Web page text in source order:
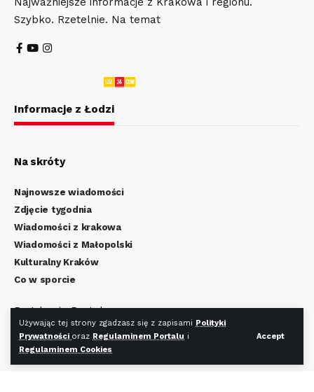
Używając tej strony zgadzasz się z zapisami Polityki
Prywatności oraz Regulaminem Portalu i
Regulaminem Cookies
Accept
Szybko. Rzetelnie. Na temat
Informacje z Łodzi
Na skróty
Najnowsze wiadomości
Zdjęcie tygodnia
Wiadomości z krakowa
Wiadomości z Małopolski
Kulturalny Kraków
Co w sporcie
Regulamin Portalu
Polityka Prywatności
Regulamin Cookies